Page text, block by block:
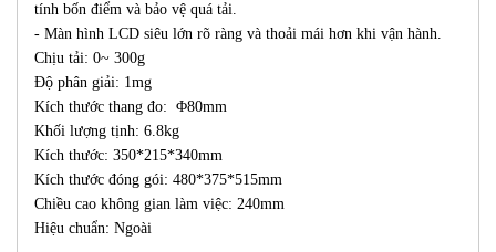
tính bốn điểm và bảo vệ quá tải.
- Màn hình LCD siêu lớn rõ ràng và thoải mái hơn khi vận hành.
Chịu tải: 0~ 300g
Độ phân giải: 1mg
Kích thước thang đo: Φ80mm
Khối lượng tịnh: 6.8kg
Kích thước: 350*215*340mm
Kích thước đóng gói: 480*375*515mm
Chiều cao không gian làm việc: 240mm
Hiệu chuẩn: Ngoài